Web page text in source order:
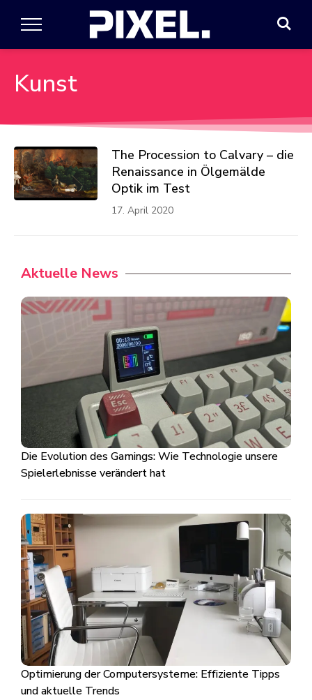
Kunst
The Procession to Calvary – die
Renaissance in Ölgemälde
Optik im Test
17. April 2020
Aktuelle News
Die Evolution des Gamings: Wie Technologie unsere
Spielerlebnisse verändert hat
Optimierung der Computersysteme: Effiziente Tipps
und aktuelle Trends